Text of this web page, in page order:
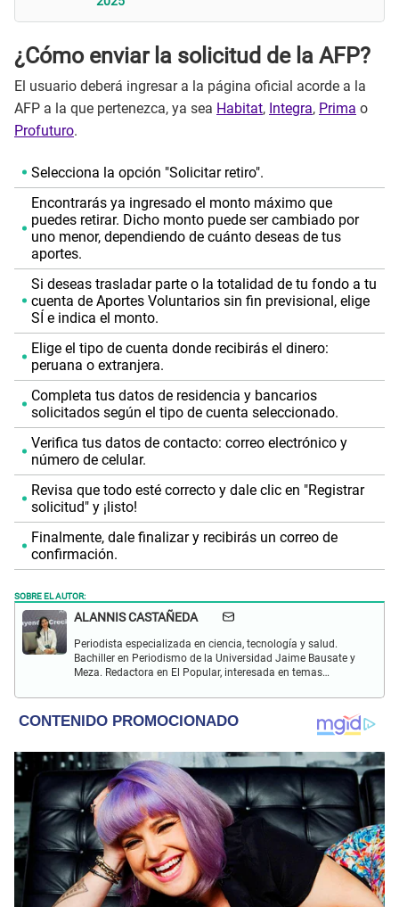
¿Cómo enviar la solicitud de la AFP?
El usuario deberá ingresar a la página oficial acorde a la
AFP a la que pertenezca, ya sea Habitat, Integra, Prima o
Profuturo.
Selecciona la opción "Solicitar retiro".
Encontrarás ya ingresado el monto máximo que
puedes retirar. Dicho monto puede ser cambiado por
uno menor, dependiendo de cuánto deseas de tus
aportes.
Si deseas trasladar parte o la totalidad de tu fondo a tu
cuenta de Aportes Voluntarios sin fin previsional, elige
SÍ e indica el monto.
Elige el tipo de cuenta donde recibirás el dinero:
peruana o extranjera.
Completa tus datos de residencia y bancarios
solicitados según el tipo de cuenta seleccionado.
Verifica tus datos de contacto: correo electrónico y
número de celular.
Revisa que todo esté correcto y dale clic en "Registrar
solicitud" y ¡listo!
Finalmente, dale finalizar y recibirás un correo de
confirmación.
SOBRE EL AUTOR:
ALANNIS CASTAÑEDA
Periodista especializada en ciencia, tecnología y salud.
Bachiller en Periodismo de la Universidad Jaime Bausate y
Meza. Redactora en El Popular, interesada en temas
astronómicos, hallazgos y más.